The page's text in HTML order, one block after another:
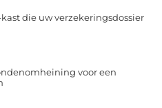
die uw verzekeringsdossier
voor een